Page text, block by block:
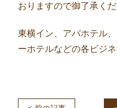
おりますので御了承くだ
東横イン、アパホテル
ーホテルなどの各ビジ